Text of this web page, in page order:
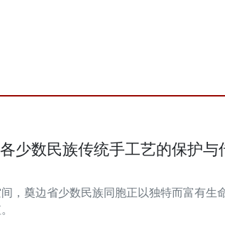
少数民族传统手工艺的保护与
，奠边省少数民族同胞正以独特而富有生